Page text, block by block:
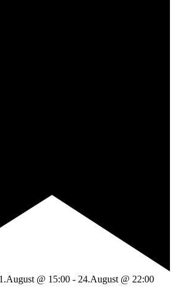
@ 15:00 - 24.August @ 22:00